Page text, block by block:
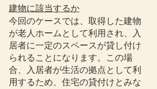
建物に該当するか
今回のケースでは、取得した建物
が老人ホームとして利用され、入
居者に一定のスペースが貸し付け
られることになります。この場
合、入居者が生活の拠点として利
用するため、住宅の貸付けとみな